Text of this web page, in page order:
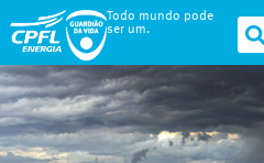
Todo mundo pode
ser um.